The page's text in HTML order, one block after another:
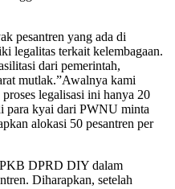
pesantren yang ada di
legalitas terkait kelembagaan.
dari pemerintah,
mutlak.”Awalnya kami
legalisasi ini hanya 20
para kyai dari PWNU minta
alokasi 50 pesantren per
PKB DPRD DIY dalam
Diharapkan, setelah